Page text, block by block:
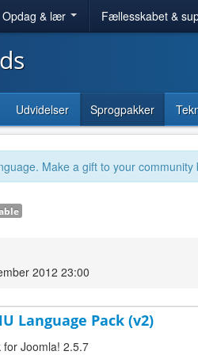
Opdag & lær Fællesskabet &
Udvidelser Sprogpakker
Make a gift to your community
2012 23:00
Language Pack (v2)
Joomla! 2.5.7